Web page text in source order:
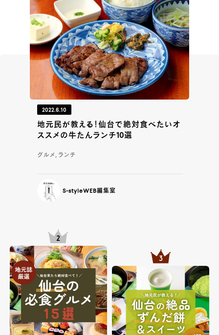
2022.6.10
地元民が教える！仙台で絶対食べたいオ
ススメの牛たんランチ10選
グルメ, ランチ
S-styleWEB編集室